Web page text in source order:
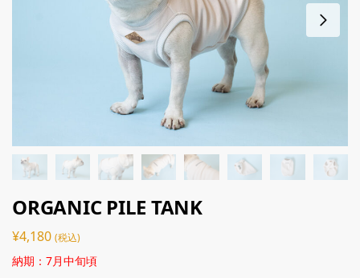
ORGANIC PILE TANK
¥4,180 (税込)
納期：7月中旬頃